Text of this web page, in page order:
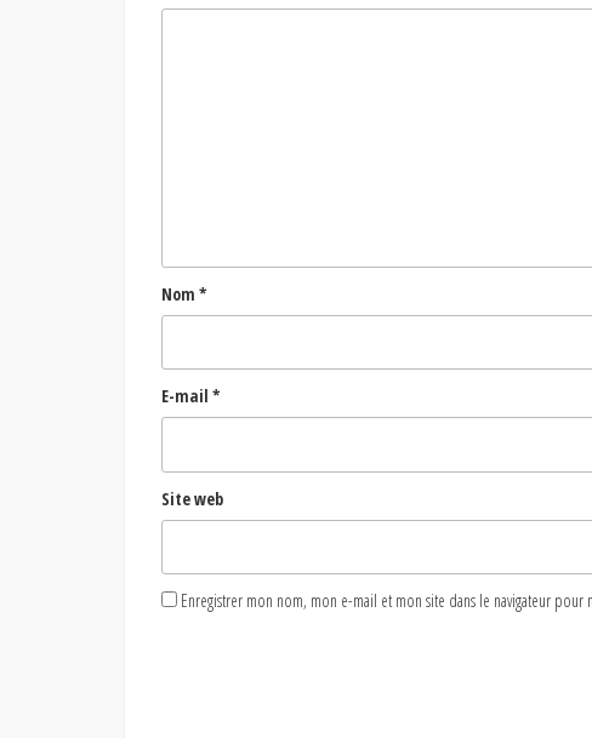
Nom *
E-mail *
Site web
Enregistrer mon nom, mon e-mail et mon site dans le navigateur